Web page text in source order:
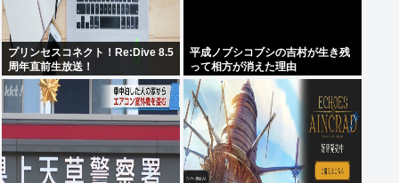
プリンセスコネクト！Re:Dive 8.5
周年直前生放送！
平成ノブシコブシの吉村が生き残
って相方が消えた理由